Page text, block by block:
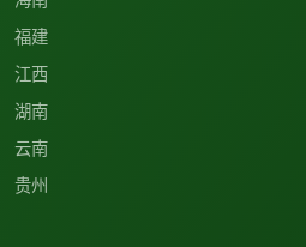
福建
江西
湖南
云南
贵州